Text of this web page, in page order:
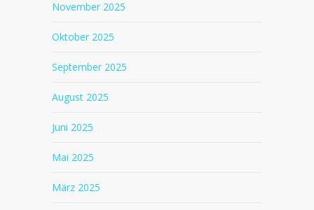
November 2025
Oktober 2025
September 2025
August 2025
Juni 2025
Mai 2025
März 2025